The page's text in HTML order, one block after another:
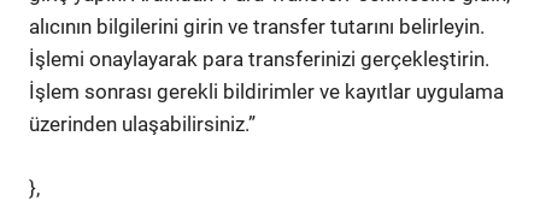
alıcının bilgilerini girin ve transfer tutarını belirleyin.
İşlemi onaylayarak para transferinizi gerçekleştirin.
İşlem sonrası gerekli bildirimler ve kayıtlar uygulama
üzerinden ulaşabilirsiniz.”
},